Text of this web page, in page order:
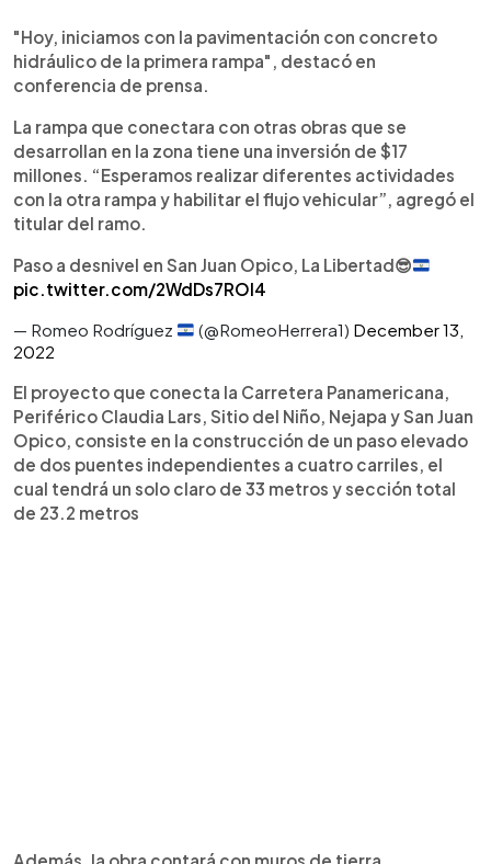
"Hoy, iniciamos con la pavimentación con concreto
hidráulico de la primera rampa", destacó en
conferencia de prensa.
La rampa que conectara con otras obras que se
desarrollan en la zona tiene una inversión de $17
millones. “Esperamos realizar diferentes actividades
con la otra rampa y habilitar el flujo vehicular”, agregó el
titular del ramo.
Paso a desnivel en San Juan Opico, La Libertad😎
pic.twitter.com/2WdDs7ROI4
— Romeo Rodríguez
(@RomeoHerrera1) December 13,
2022
El proyecto que conecta la Carretera Panamericana,
Periférico Claudia Lars, Sitio del Niño, Nejapa y San Juan
Opico, consiste en la construcción de un paso elevado
de dos puentes independientes a cuatro carriles, el
cual tendrá un solo claro de 33 metros y sección total
de 23.2 metros